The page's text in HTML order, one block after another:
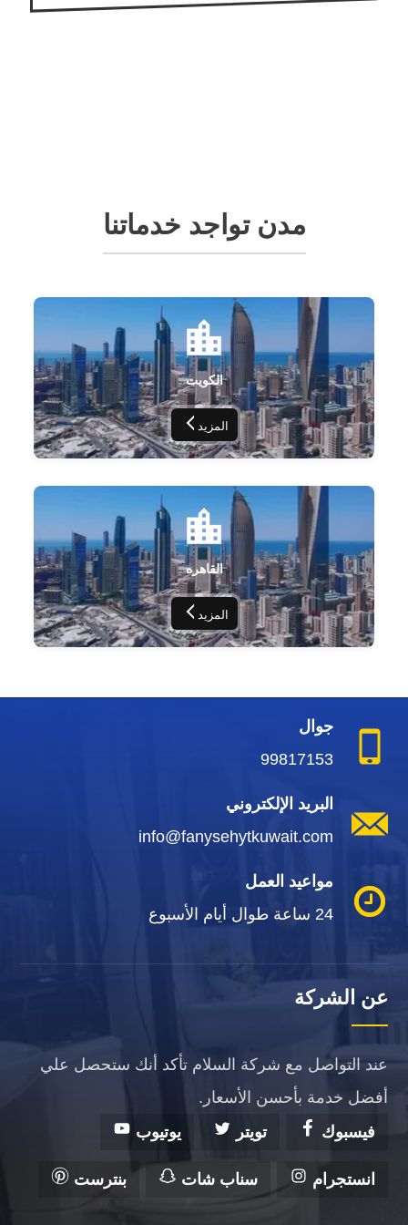
مدن تواجد خدماتنا
الكويت
المزيد
القاهره
المزيد
جوال
99817153
البريد الإلكتروني
info@fanysehytkuwait.com
مواعيد العمل
24 ساعة طوال أيام الأسبوع
عن الشركة
عند التواصل مع شركة السلام تأكد أنك ستحصل علي
أفضل خدمة بأحسن الأسعار.
فيسبوك
تويتر يوتيوب
انستجرام سناب شات بنترست